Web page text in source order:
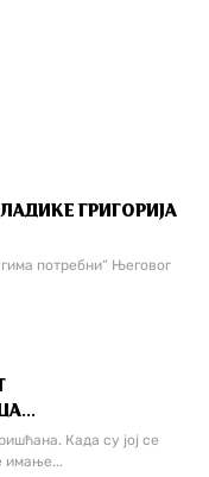
ГРИГОРИЈА
потребни“ Његовог
Када су јој се
имање...